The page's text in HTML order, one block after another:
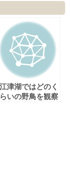
江津湖ではどのく
らいの野鳥を観察